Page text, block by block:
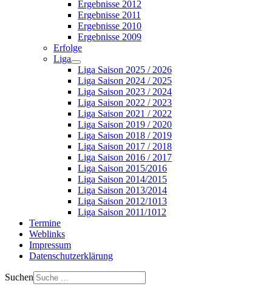
Ergebnisse 2012
Ergebnisse 2011
Ergebnisse 2010
Ergebnisse 2009
Erfolge
Liga
Liga Saison 2025 / 2026
Liga Saison 2024 / 2025
Liga Saison 2023 / 2024
Liga Saison 2022 / 2023
Liga Saison 2021 / 2022
Liga Saison 2019 / 2020
Liga Saison 2018 / 2019
Liga Saison 2017 / 2018
Liga Saison 2016 / 2017
Liga Saison 2015/2016
Liga Saison 2014/2015
Liga Saison 2013/2014
Liga Saison 2012/1013
Liga Saison 2011/1012
Termine
Weblinks
Impressum
Datenschutzerklärung
Suchen